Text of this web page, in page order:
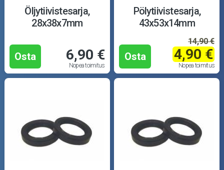
Ajovarusteet
Nastarenkaat
Renkaat ja vanteet
Työkalut
Öljytiivistesarja,
28x38x7mm
Osta 6,90 €
Nopea toimitus
Pölytiivistesarja,
43x53x14mm
Osta
14,90 €
4,90 €
Nopea toimitus